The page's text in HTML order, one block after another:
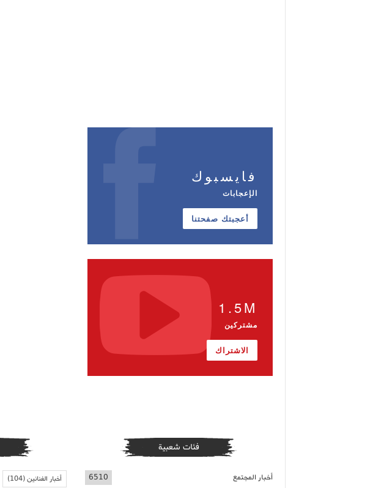
فايسبوك
الإعجابات
أعجبتك صفحتنا
1.5M
مشتركين
الاشتراك
فئات شعبية
أخبار المجتمع 6510 أخبار الفنانين(104)